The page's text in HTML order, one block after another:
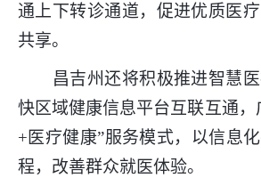
通上下转诊通道，促进优质医
共享。
昌吉州还将积极推进智慧医
快区域健康信息平台互联互通，
+医疗健康”服务模式，以信息
程，改善群众就医体验。